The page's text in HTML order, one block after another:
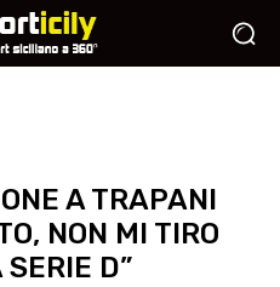
A TRAPANI
NON MI TIRO
D”